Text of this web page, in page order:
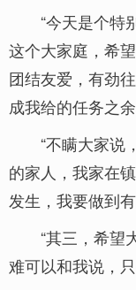
“今天是个特
这个大家庭，希
团结友爱，有劲
成我给的任务之
“不瞒大家说
的家人，我家在
发生，我要做到
“其三，希望
难可以和我说，